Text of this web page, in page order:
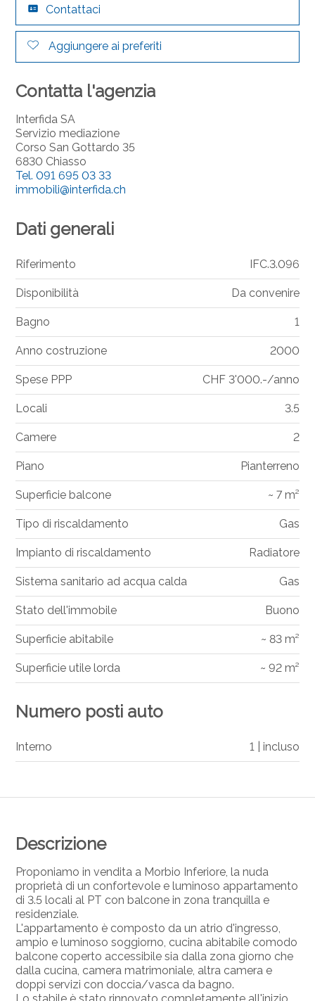
Descrizione
Proponiamo in vendita a Morbio Inferiore, la nuda
proprietà di un confortevole e luminoso appartamento
di 3.5 locali al PT con balcone in zona tranquilla e
residenziale.
L'appartamento è composto da un atrio d'ingresso,
ampio e luminoso soggiorno, cucina abitabile comodo
balcone coperto accessibile sia dalla zona giorno che
dalla cucina, camera matrimoniale, altra camera e
doppi servizi con doccia/vasca da bagno.
Lo stabile è stato rinnovato completamente all'inizio
Contattaci
Aggiungere ai preferiti
Contatta l'agenzia
Interfida SA
Servizio mediazione
Corso San Gottardo 35
6830 Chiasso
Tel.091 695 03 33
immobili@interfida.ch
Dati generali
Riferimento IFC.3.096
Disponibilità Da convenire
Bagno 1
Anno costruzione 2000
Spese PPP CHF 3'000.-/anno
Locali 3.5
Camere 2
Piano Pianterreno
Superficie balcone ~ 7 m²
Tipo di riscaldamento Gas
Impianto di riscaldamento Radiatore
Sistema sanitario ad acqua calda Gas
Stato dell'immobile Buono
Superficie abitabile ~ 83 m²
Superficie utile lorda ~ 92 m²
Numero posti auto
Interno 1 | incluso